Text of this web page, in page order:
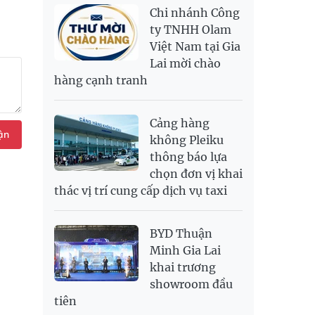
NOK
RUB
304.3
336.84
SAR
6,945.42
7,244.36
2,702.79
2,817.41
SGD
USD
26,000 26,030 26,410
PNJ 138,500,000142,200,000
Chi nhánh Công
ty TNHH Olam
Việt Nam tại Gia
Lai mời chào
hàng cạnh tranh
Cảng hàng
không Pleiku
thông báo lựa
chọn đơn vị khai
thác vị trí cung cấp dịch vụ taxi
BYD Thuận
Minh Gia Lai
khai trương
showroom đầu
tiên